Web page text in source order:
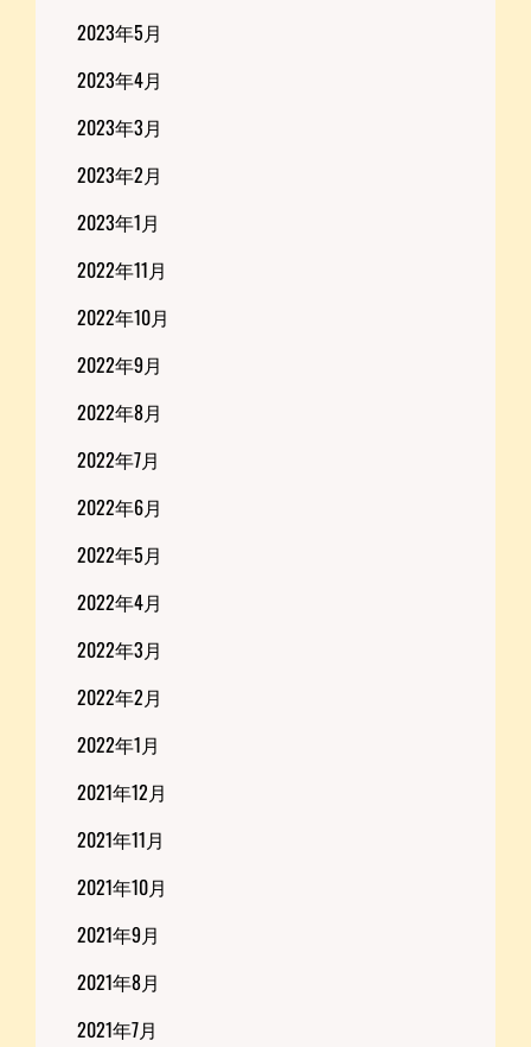
2023年5月
2023年4月
2023年3月
2023年2月
2023年1月
2022年11月
2022年10月
2022年9月
2022年8月
2022年7月
2022年6月
2022年5月
2022年4月
2022年3月
2022年2月
2022年1月
2021年12月
2021年11月
2021年10月
2021年9月
2021年8月
2021年7月